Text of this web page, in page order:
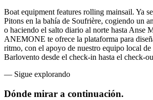
Boat equipment features rolling mainsail. Ya
Pitons en la bahía de Soufrière, cogiendo un
o haciendo el salto diario al norte hasta Anse
ANEMONE te ofrece la plataforma para
ritmo, con el apoyo de nuestro equipo local de
Barlovento desde el check-in hasta el check-
— Sigue explorando
Dónde mirar a continuación.